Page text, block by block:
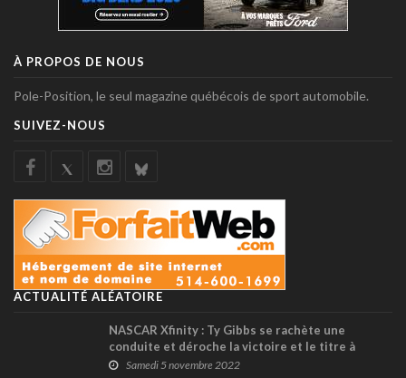
À PROPOS DE NOUS
Pole-Position, le seul magazine québécois de sport automobile.
SUIVEZ-NOUS
ACTUALITÉ ALÉATOIRE
NASCAR Xfinity : Ty Gibbs se rachète une
conduite et déroche la victoire et le titre à
Phoenix; Alex Labbé 18ème (+ vidéo)
Samedi 5 novembre 2022